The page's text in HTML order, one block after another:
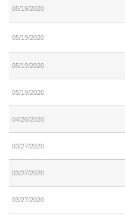
05/19/2020
05/19/2020
05/19/2020
05/19/2020
04/26/2020
03/27/2020
03/27/2020
03/27/2020